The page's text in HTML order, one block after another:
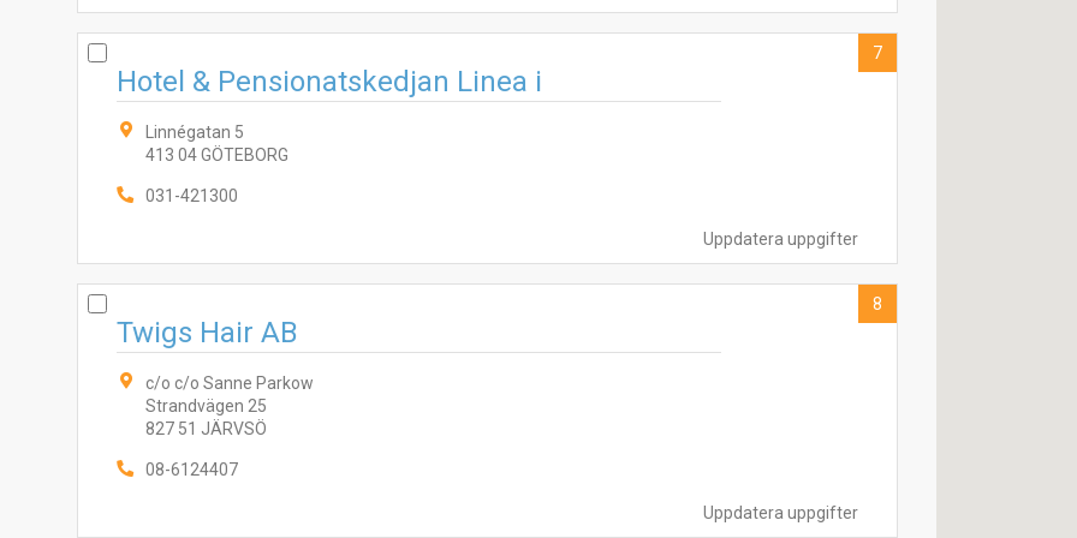
Uppdatera uppgifter
Hotel & Pensionatskedjan Linea i
Linnégatan 5
413 04 GÖTEBORG
031-421300
7
Uppdatera uppgifter
Twigs Hair AB
c/o c/o Sanne Parkow
Strandvägen 25
827 51 JÄRVSÖ
08-6124407
8